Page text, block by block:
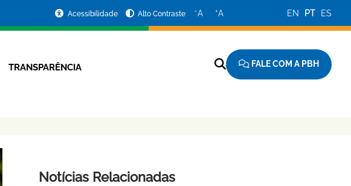
Acessibilidade Alto Contraste −A +A EN PT ES
TRANSPARÊNCIA FALE COM A PBH
Notícias Relacionadas